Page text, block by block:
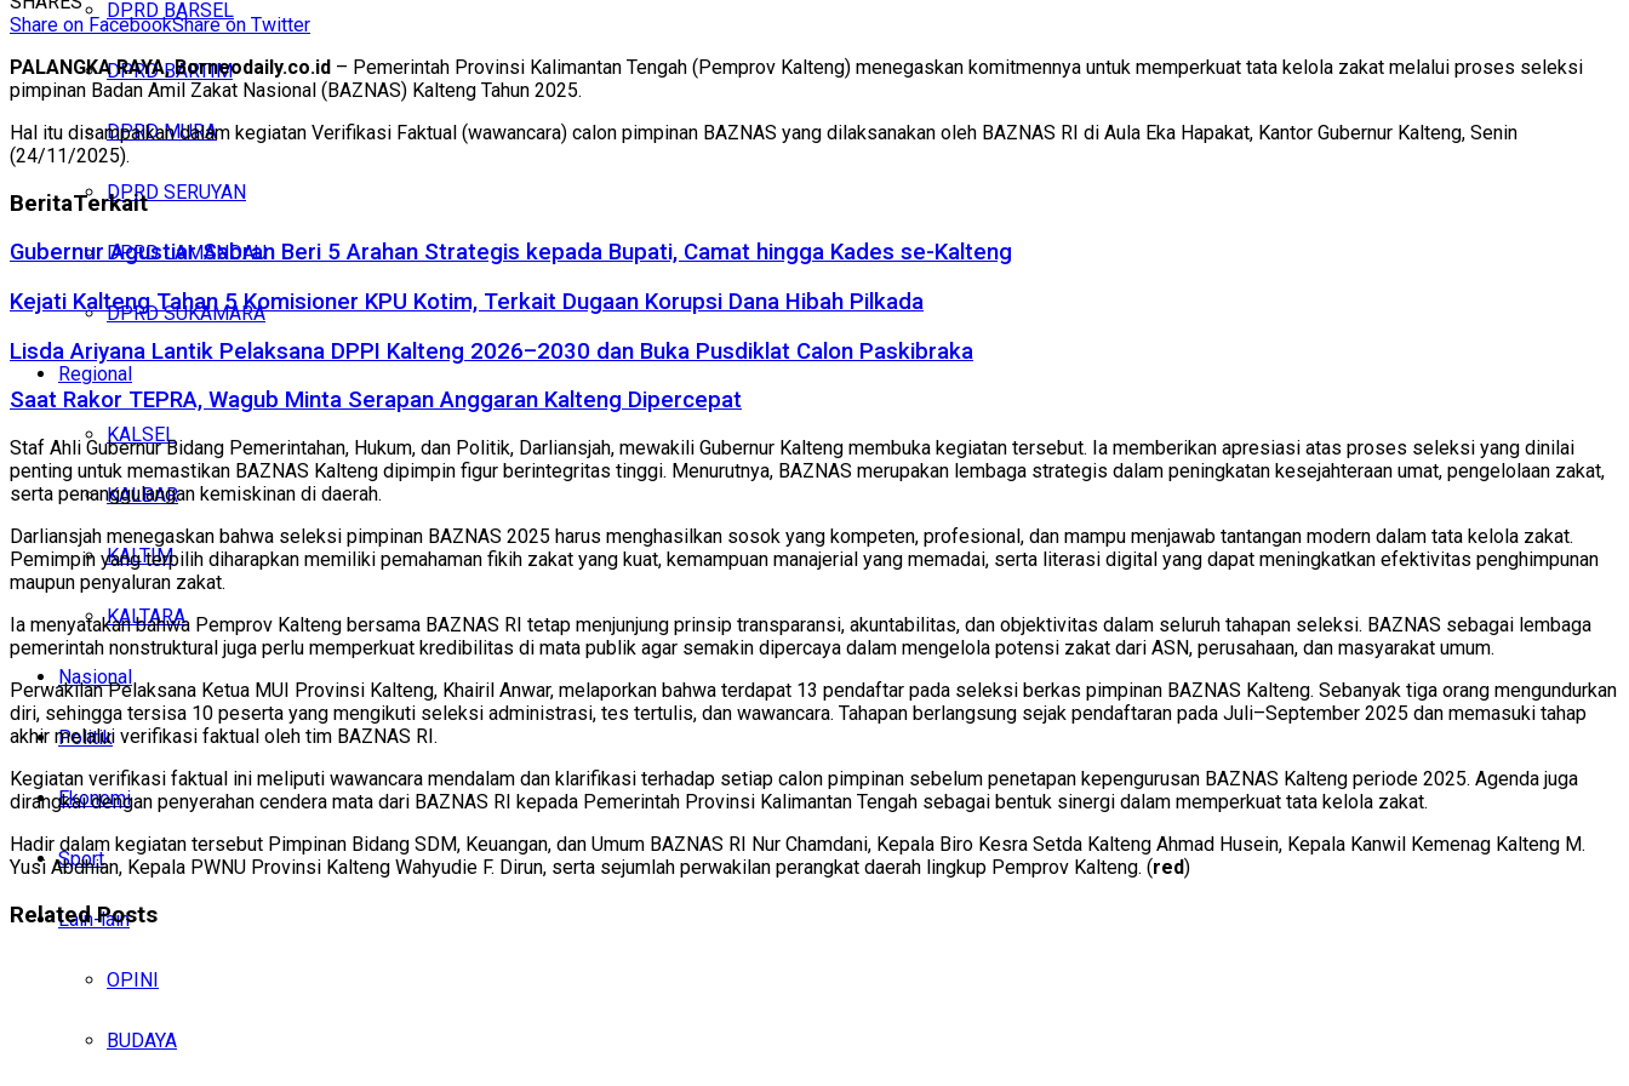
DPRD BARSEL
DPRD BARTIM
DPRD MURA
DPRD SERUYAN
DPRD LAMANDAU
DPRD SUKAMARA
Regional
KALSEL
KALBAR
KALTIM
KALTARA
Nasional
Politik
Ekonomi
Sport
Lain-lain
OPINI
BUDAYA
Share on FacebookShare on Twitter
PALANGKA RAYA, Borneodaily.co.id – Pemerintah Provinsi Kalimantan Tengah (Pemprov Kalteng) menegaskan komitmennya untuk memperkuat tata kelola zakat melalui proses seleksi
pimpinan Badan Amil Zakat Nasional (BAZNAS) Kalteng Tahun 2025.
Hal itu disampaikan dalam kegiatan Verifikasi Faktual (wawancara) calon pimpinan BAZNAS yang dilaksanakan oleh BAZNAS RI di Aula Eka Hapakat, Kantor Gubernur Kalteng, Senin
(24/11/2025).
BeritaTerkait
Gubernur Agustiar Sabran Beri 5 Arahan Strategis kepada Bupati, Camat hingga Kades se-Kalteng
Kejati Kalteng Tahan 5 Komisioner KPU Kotim, Terkait Dugaan Korupsi Dana Hibah Pilkada
Lisda Ariyana Lantik Pelaksana DPPI Kalteng 2026–2030 dan Buka Pusdiklat Calon Paskibraka
Saat Rakor TEPRA, Wagub Minta Serapan Anggaran Kalteng Dipercepat
Staf Ahli Gubernur Bidang Pemerintahan, Hukum, dan Politik, Darliansjah, mewakili Gubernur Kalteng membuka kegiatan tersebut. Ia memberikan apresiasi atas proses seleksi yang dinilai
penting untuk memastikan BAZNAS Kalteng dipimpin figur berintegritas tinggi. Menurutnya, BAZNAS merupakan lembaga strategis dalam peningkatan kesejahteraan umat, pengelolaan zakat,
serta penanggulangan kemiskinan di daerah.
Darliansjah menegaskan bahwa seleksi pimpinan BAZNAS 2025 harus menghasilkan sosok yang kompeten, profesional, dan mampu menjawab tantangan modern dalam tata kelola zakat.
Pemimpin yang terpilih diharapkan memiliki pemahaman fikih zakat yang kuat, kemampuan manajerial yang memadai, serta literasi digital yang dapat meningkatkan efektivitas penghimpunan
maupun penyaluran zakat.
Ia menyatakan bahwa Pemprov Kalteng bersama BAZNAS RI tetap menjunjung prinsip transparansi, akuntabilitas, dan objektivitas dalam seluruh tahapan seleksi. BAZNAS sebagai lembaga
pemerintah nonstruktural juga perlu memperkuat kredibilitas di mata publik agar semakin dipercaya dalam mengelola potensi zakat dari ASN, perusahaan, dan masyarakat umum.
Perwakilan Pelaksana Ketua MUI Provinsi Kalteng, Khairil Anwar, melaporkan bahwa terdapat 13 pendaftar pada seleksi berkas pimpinan BAZNAS Kalteng. Sebanyak tiga orang mengundurkan
diri, sehingga tersisa 10 peserta yang mengikuti seleksi administrasi, tes tertulis, dan wawancara. Tahapan berlangsung sejak pendaftaran pada Juli–September 2025 dan memasuki tahap
akhir melalui verifikasi faktual oleh tim BAZNAS RI.
Kegiatan verifikasi faktual ini meliputi wawancara mendalam dan klarifikasi terhadap setiap calon pimpinan sebelum penetapan kepengurusan BAZNAS Kalteng periode 2025. Agenda juga
dirangkai dengan penyerahan cendera mata dari BAZNAS RI kepada Pemerintah Provinsi Kalimantan Tengah sebagai bentuk sinergi dalam memperkuat tata kelola zakat.
Hadir dalam kegiatan tersebut Pimpinan Bidang SDM, Keuangan, dan Umum BAZNAS RI Nur Chamdani, Kepala Biro Kesra Setda Kalteng Ahmad Husein, Kepala Kanwil Kemenag Kalteng M.
Yusi Abdhian, Kepala PWNU Provinsi Kalteng Wahyudie F. Dirun, serta sejumlah perwakilan perangkat daerah lingkup Pemprov Kalteng. (red)
RelatedPosts